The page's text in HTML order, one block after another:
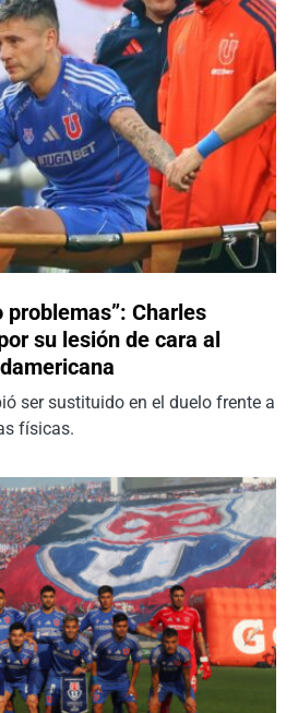
problemas”: Charles
su lesión de cara al
ser sustituido en el duelo frente a
físicas.